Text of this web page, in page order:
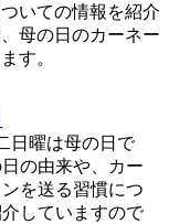
いての情報を紹介
母の日のカーネー
す。
日曜は母の日で
の由来や、カー
を送る習慣につ
していますので